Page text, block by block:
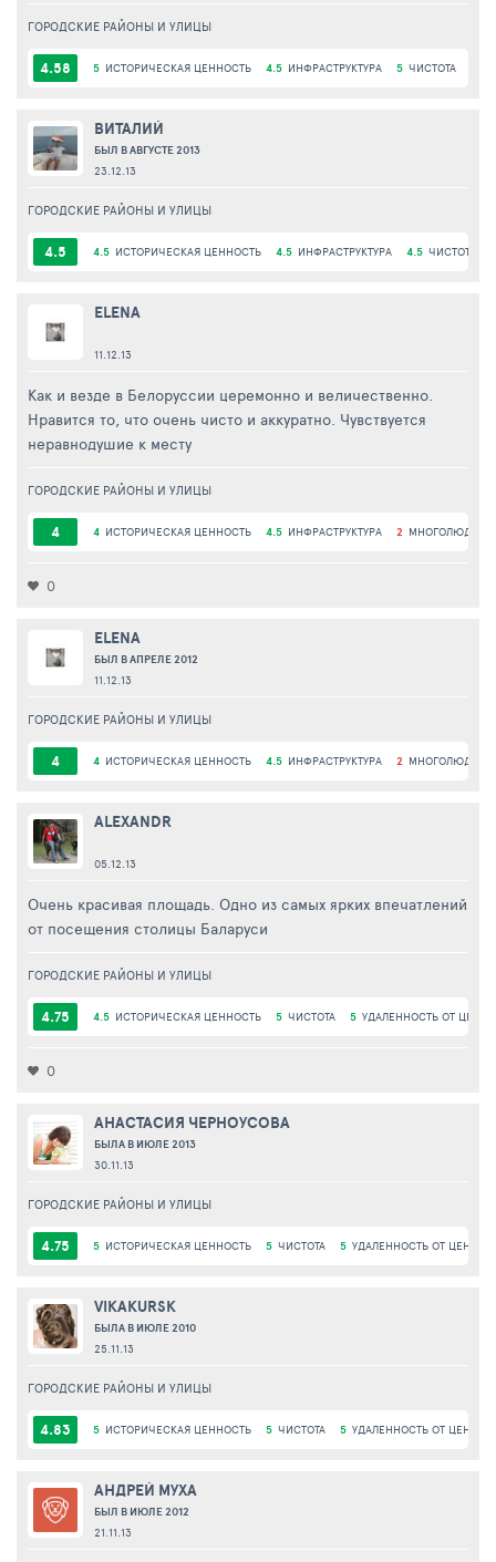
ГОРОДСКИЕ РАЙОНЫ И УЛИЦЫ
4.58 5 ИСТОРИЧЕСКАЯ ЦЕННОСТЬ 4.5 ИНФРАСТРУКТУРА 5 ЧИСТОТА
ВИТАЛИЙ
БЫЛ В АВГУСТЕ 2013
23.12.13
ГОРОДСКИЕ РАЙОНЫ И УЛИЦЫ
4.5 4.5 ИСТОРИЧЕСКАЯ ЦЕННОСТЬ 4.5 ИНФРАСТРУКТУРА 4.5 ЧИСТОТА
ELENA
11.12.13
Как и везде в Белоруссии церемонно и величественно.
Нравится то, что очень чисто и аккуратно. Чувствуется
неравнодушие к месту
ГОРОДСКИЕ РАЙОНЫ И УЛИЦЫ
4 4 ИСТОРИЧЕСКАЯ ЦЕННОСТЬ 4.5 ИНФРАСТРУКТУРА 2
0
ELENA
БЫЛ В АПРЕЛЕ 2012
11.12.13
ГОРОДСКИЕ РАЙОНЫ И УЛИЦЫ
4 4 ИСТОРИЧЕСКАЯ ЦЕННОСТЬ 4.5 ИНФРАСТРУКТУРА 2
ALEXANDR
05.12.13
Очень красивая площадь. Одно из самых ярких впечатлений
от посещения столицы Баларуси
ГОРОДСКИЕ РАЙОНЫ И УЛИЦЫ
4.75 4.5 ИСТОРИЧЕСКАЯ ЦЕННОСТЬ 5 ЧИСТОТА 5 УДАЛЕННОСТЬ ОТ
0
АНАСТАСИЯ ЧЕРНОУСОВА
БЫЛА В ИЮЛЕ 2013
30.11.13
ГОРОДСКИЕ РАЙОНЫ И УЛИЦЫ
4.75 5 ИСТОРИЧЕСКАЯ ЦЕННОСТЬ 5 ЧИСТОТА 5 УДАЛЕННОСТЬ ОТ ЦЕНТРА
VIKAKURSK
БЫЛА В ИЮЛЕ 2010
25.11.13
ГОРОДСКИЕ РАЙОНЫ И УЛИЦЫ
4.83 5 ИСТОРИЧЕСКАЯ ЦЕННОСТЬ 5 ЧИСТОТА 5 УДАЛЕННОСТЬ ОТ ЦЕНТРА
АНДРЕЙ МУХА
БЫЛ В ИЮЛЕ 2012
21.11.13